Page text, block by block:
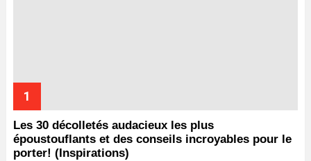
Les 30 décolletés audacieux les plus
époustouflants et des conseils incroyables pour le
porter! (Inspirations)